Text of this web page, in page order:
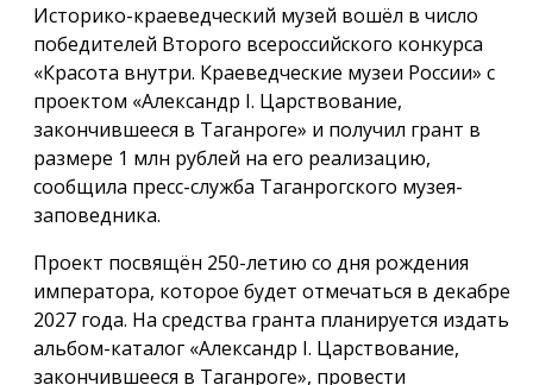
Историко-краеведческий музей вошёл в число
победителей Второго всероссийского конкурса
«Красота внутри. Краеведческие музеи России» с
проектом «Александр I. Царствование,
закончившееся в Таганроге» и получил грант в
размере 1 млн рублей на его реализацию,
сообщила пресс-служба Таганрогского музея-
заповедника.
Проект посвящён 250-летию со дня рождения
императора, которое будет отмечаться в декабре
2027 года. На средства гранта планируется издать
альбом-каталог «Александр I. Царствование,
закончившееся в Таганроге», провести